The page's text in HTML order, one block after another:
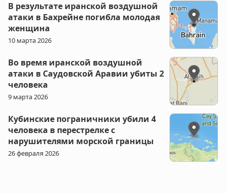
В результате иранской воздушной
атаки в Бахрейне погибла молодая
женщина
10 марта 2026
Во время иранской воздушной
атаки в Саудовской Аравии убиты 2
человека
9 марта 2026
Кубинские пограничники убили 4
человека в перестрелке с
нарушителями морской границы
26 февраля 2026